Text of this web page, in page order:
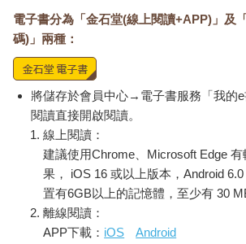
電子書分為「金石堂(線上閱讀+APP)」及
碼)」兩種：
將儲存於會員中心→電子書服務「我的
閱讀直接開啟閱讀。
線上閱讀：
建議使用Chrome、Microsoft Edge
果， iOS 16 或以上版本，Android
置有6GB以上的記憶體，至少有 30
離線閱讀：
APP下載： iOS
Android